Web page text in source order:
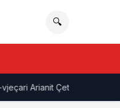
🔍
Arianit Çetaj gjendet pa